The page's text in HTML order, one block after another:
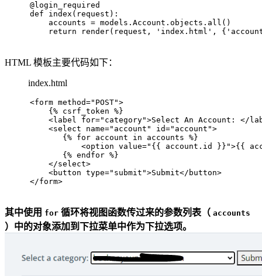
@login_required
def index(request):
    accounts = models.Account.objects.all()
return render(request, 'index.html',
HTML 模板主要代码如下：
index.html
<form method="POST">
    {% csrf_token %}
<label for="category">Select An Account: </
<select name="account" id="account">
       {% for account in accounts %}
<option value="{{ account.id }}">{{
       {% endfor %}
</select>
<button type="submit">Submit</ button>
</form>
其中使用 for 循环将视图函数传过来的参数列表（ accounts
）中的对象添加到下拉菜单中作为下拉选项。